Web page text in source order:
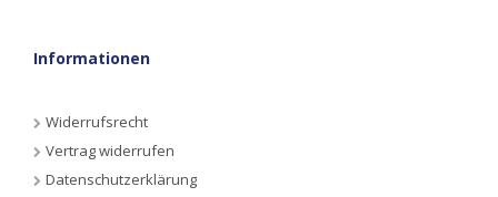
Informationen
Widerrufsrecht
Vertrag widerrufen
Datenschutzerklärung